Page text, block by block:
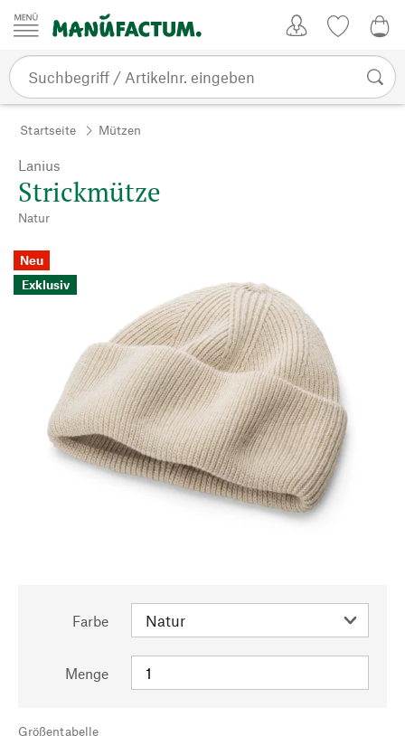
Zum Inhalt springen
Startseite Mützen
Lanius
Strickmütze
Natur
Neu
Exklusiv
Farbe
Menge
Größentabelle